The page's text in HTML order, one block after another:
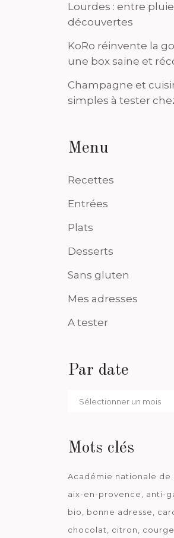
Lourdes : entre
découvertes
KoRo réinvente la
une box saine et
Champagne et
simples à tester
Menu
Recettes
Entrées
Plats
Desserts
Sans gluten
Mes adresses
A tester
Par date
Par
Mots clés
Académie nationale de
aix-en-provence
anti-
bio
bonne adresse
chocolat
citron